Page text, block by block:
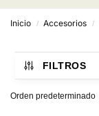
Inicio / Accesorios /
FILTROS